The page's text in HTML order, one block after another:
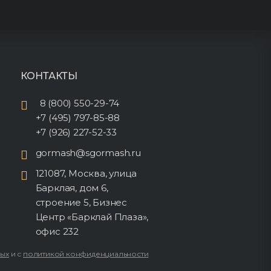
КОНТАКТЫ
8 (800) 550-29-74
+7 (495) 797-85-88
+7 (926) 227-52-33
gormash@sgormash.ru
121087, Москва, улица
Барклая, дом 6,
строение 5, Бизнес
Центр «Барклай Плаза»,
офис 232
и с политикой конфиденциальности